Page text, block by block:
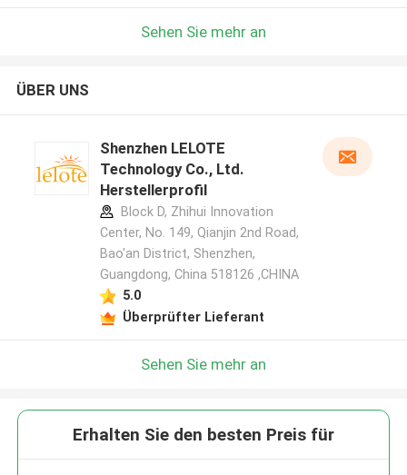
Sehen Sie mehr an
ÜBER UNS
Shenzhen LELOTE
Technology Co., Ltd.
Herstellerprofil
Block D, Zhihui Innovation
Center, No. 149, Qianjin 2nd Road,
Bao'an District, Shenzhen,
Guangdong, China 518126 ,CHINA
5.0
Überprüfter Lieferant
Sehen Sie mehr an
Erhalten Sie den besten Preis für